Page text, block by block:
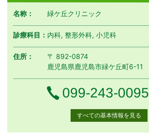
名称： 緑ケ丘クリニック
診療科目： 内科, 整形外科, 小児科
住所：
〒 892-0874
鹿児島県鹿児島市緑ケ丘町6-11
電話番号
099-243-0095
すべての基本情報を見る